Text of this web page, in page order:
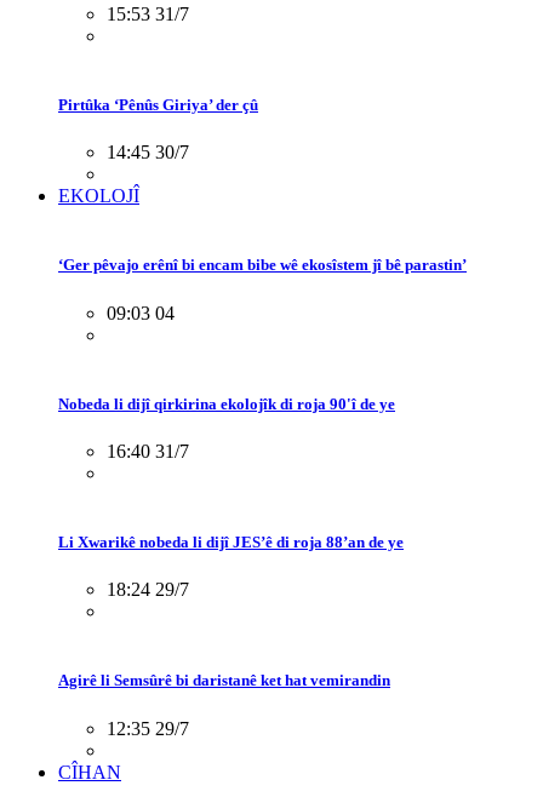
15:53 31/7
Pirtûka ‘Pênûs Giriya’ der çû
14:45 30/7
EKOLOJÎ
‘Ger pêvajo erênî bi encam bibe wê ekosîstem jî bê parastin’
09:03 04
Nobeda li dijî qirkirina ekolojîk di roja 90'î de ye
16:40 31/7
Li Xwarikê nobeda li dijî JES’ê di roja 88’an de ye
18:24 29/7
Agirê li Semsûrê bi daristanê ket hat vemirandin
12:35 29/7
CÎHAN